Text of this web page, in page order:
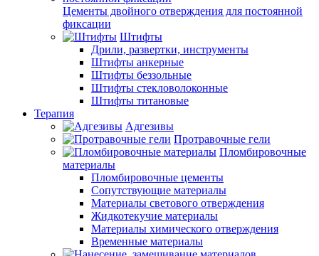
Цементы двойного отверждения для постоянной
фиксации
Штифты
Дрили, развертки, инструменты
Штифты анкерные
Штифты беззольные
Штифты стекловолоконные
Штифты титановые
Терапия
Адгезивы
Протравочные гели
Пломбировочные
материалы
Пломбировочные цементы
Сопутствующие материалы
Материалы светового отверждения
Жидкотекучие материалы
Материалы химического отверждения
Временные материалы